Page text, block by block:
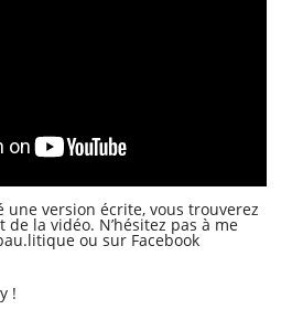
une version écrite, vous trouverez
la vidéo. N’hésitez pas à me
ou sur Facebook
!